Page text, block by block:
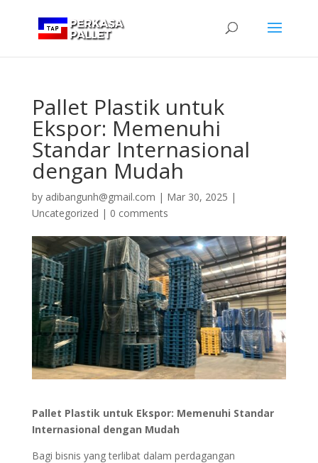
Pallet Plastik untuk
Ekspor: Memenuhi
Standar Internasional
dengan Mudah
by adibangunh@gmail.com | Mar 30, 2025 |
Uncategorized | 0 comments
Pallet Plastik untuk Ekspor: Memenuhi Standar
Internasional dengan Mudah
Bagi bisnis yang terlibat dalam perdagangan